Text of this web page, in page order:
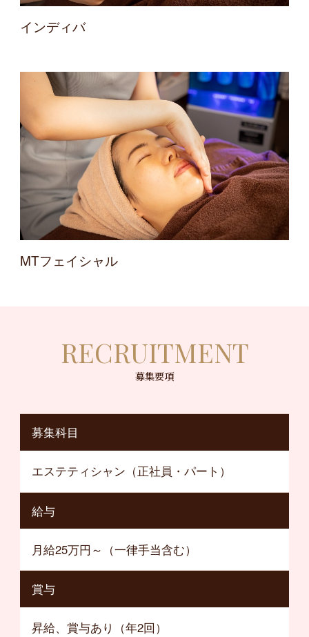
インディバ
MTフェイシャル
RECRUITMENT
募集要項
募集科目
エステティシャン（正社員・パート）
給与
月給25万円～（一律手当含む）
賞与
昇給、賞与あり（年2回）